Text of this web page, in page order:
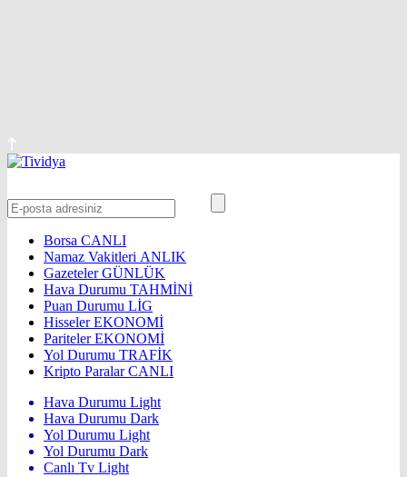
Borsa CANLI
Namaz Vakitleri ANLIK
GazetelerGÜNLÜK
Hava Durumu TAHMİNİ
Puan Durumu LİG
HisselerEKONOMİ
ParitelerEKONOMİ
Yol Durumu TRAFİK
Kripto ParalarCANLI
Hava Durumu Light
Hava Durumu Dark
Yol Durumu Light
Yol Durumu Dark
Canlı Tv Light